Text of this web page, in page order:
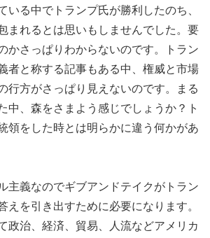
いる中でトランプ氏が勝利したのち、
まれるとは思いもしませんでした。要
かさっぱりわからないのです。トラン
者と称する記事もある中、権威と市場
行方がさっぱり見えないのです。まる
中、森をさまよう感じでしょうか？ト
領をした時とは明らかに違う何かがあ
主義なのでギブアンドテイクがトラン
えを引き出すために必要になります。
政治、経済、貿易、人流などアメリカ